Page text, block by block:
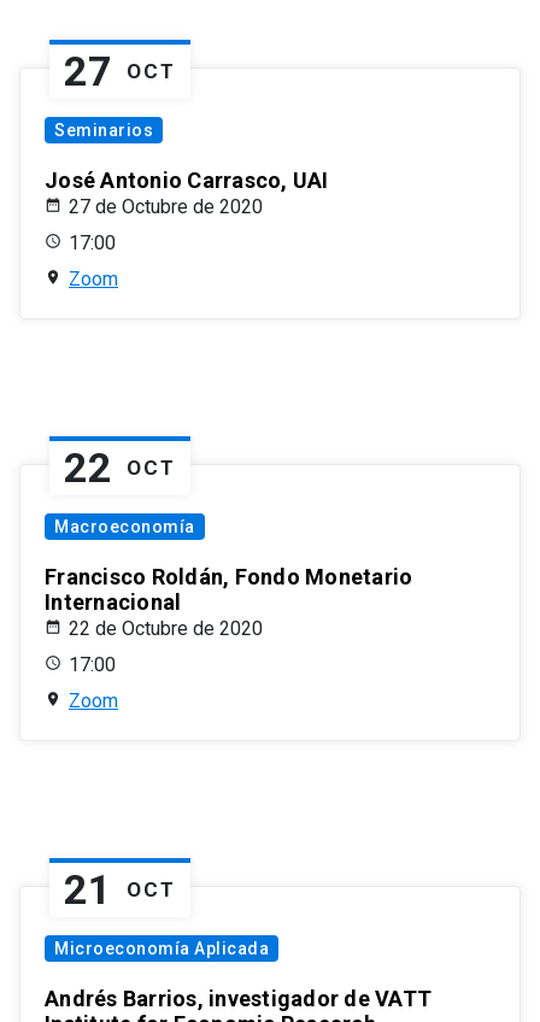
27 OCT
Seminarios
José Antonio Carrasco, UAI
27 de Octubre de 2020
17:00
Zoom
22 OCT
Macroeconomía
Francisco Roldán, Fondo Monetario
Internacional
22 de Octubre de 2020
17:00
Zoom
21 OCT
Microeconomía Aplicada
Andrés Barrios, investigador de VATT